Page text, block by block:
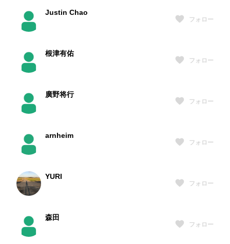
Justin Chao
フォロー
根津有佑
フォロー
廣野将行
フォロー
arnheim
フォロー
YURI
フォロー
森田
フォロー